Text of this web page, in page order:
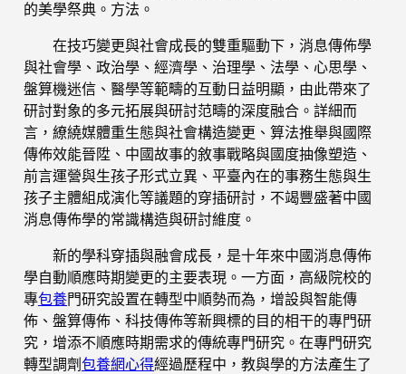
的美學祭典。方法。
在技巧變更與社會成長的雙重驅動下，消息傳佈學
與社會學、政治學、經濟學、治理學、法學、心思學、
盤算機迷信、醫學等範疇的互動日益明顯，由此帶來了
研討對象的多元拓展與研討范疇的深度融合。詳細而
言，繚繞媒體重生態與社會構造變更、算法推舉與國際
傳佈效能晉陞、中國故事的敘事戰略與國度抽像塑造、
前言運營與生孩子形式立異、平臺內在的事務生態與生
孩子主體組成演化等議題的穿插研討，不竭豐盛著中國
消息傳佈學的常識構造與研討維度。
新的學科穿插與融會成長，是十年來中國消息傳佈
學自動順應時期變更的主要表現。一方面，高級院校的
專包養門研究設置在轉型中順勢而為，增設與智能傳
佈、盤算傳佈、科技傳佈等新興標的目的相干的專門研
究，增添不順應時期需求的傳統專門研究。在專門研究
轉型調劑包養網心得經過歷程中，教與學的方法產生了